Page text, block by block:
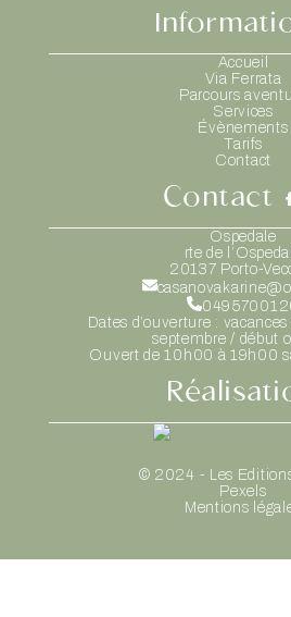
Accueil
Via Ferrata
Parcours
Services
Évènements
Tarifs
Contact
Contact
Ospedale
rte de
20137 Porto-
Dates d’ouverture :
septembre / début
Ouvert de 10h00 à 19h00
© 2024 - Les
Pexels
Mentions